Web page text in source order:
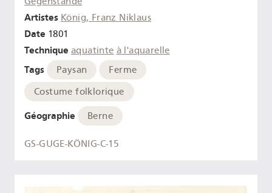
Artistes König, Franz Niklaus
Date 1801
Technique aquatinte à l'aquarelle
Tags Paysan
Ferme
Costume folklorique
Géographie Berne
GS-GUGE-KÖNIG-C-15